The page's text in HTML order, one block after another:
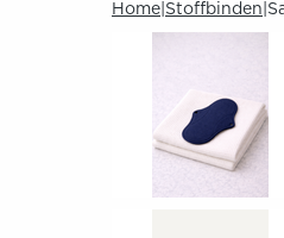
Home Stoffbinden